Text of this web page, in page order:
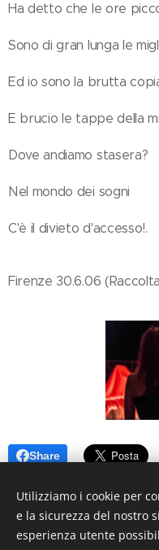
Ha detto che le ore
Sono di gran lunga le
Ed io sono la brutta
E brucio le tappe della
Dove andiamo stasera?
Nel mondo dei sogni
C'è il divieto d'accesso!.
Firenze 30.6.06
Share
Utilizziamo i cookie per
e la sicurezza del nostro
esperienza utente